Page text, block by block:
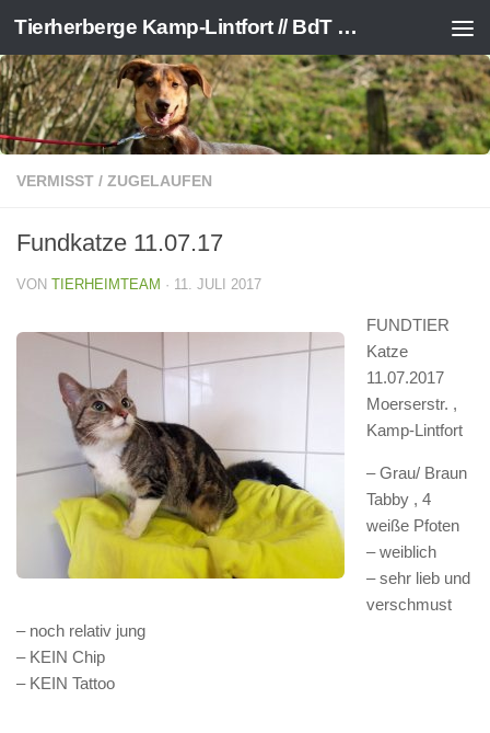
Zum Inhalt springen Tierherberge Kamp-Lintfort // BdT e.V.
VERMISST / ZUGELAUFEN
Fundkatze 11.07.17
VON TIERHEIMTEAM · 11. JULI 2017
FUNDTIER
Katze
11.07.2017
Moerserstr. ,
Kamp-Lintfort
– Grau/ Braun
Tabby , 4
weiße Pfoten
– weiblich
– sehr lieb und
verschmust
– noch relativ jung
– KEIN Chip
– KEIN Tattoo